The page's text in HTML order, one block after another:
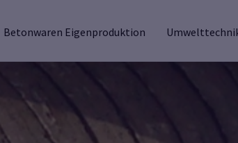
Betonwaren Eigenproduktion